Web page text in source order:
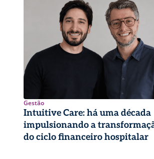
Gestão
Intuitive Care: há uma década
impulsionando a
do ciclo financeiro hospitalar